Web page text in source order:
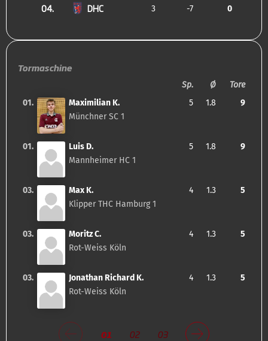
04. DHC 3 -7 0
Tormaschine
Sp. Ø
Tore
01.
Maximilian K.
Münchner SC 1
5 1.8 9
01.
Luis D.
Mannheimer HC 1
5 1.8 9
03.
Max K.
Klipper THC Hamburg 1
4 1.3 5
03.
Moritz C.
Rot-Weiss Köln
4 1.3 5
03.
Jonathan Richard K.
Rot-Weiss Köln
4 1.3 5
01 02 03